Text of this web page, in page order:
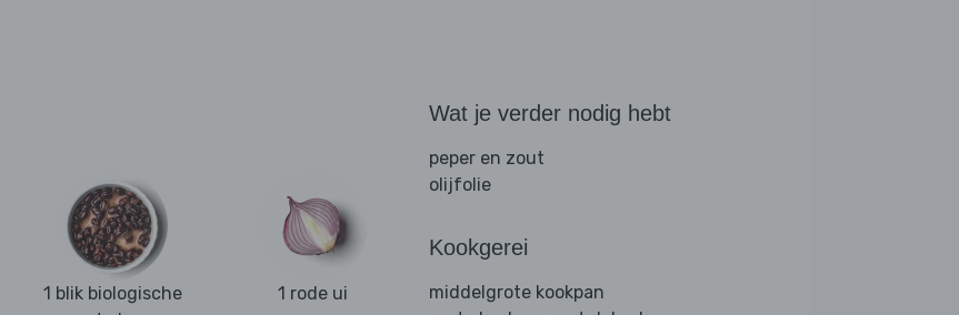
1 blik biologische
1 rode ui
Wat je verder nodig hebt
peper en zout
olijfolie
Kookgerei
middelgrote kookpan